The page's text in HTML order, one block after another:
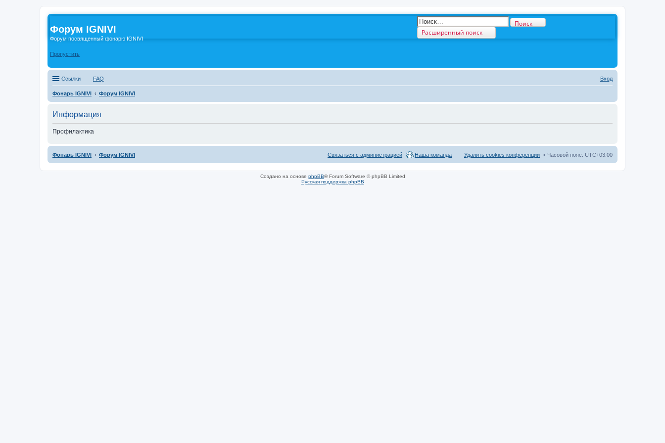
Форум IGNIVI
Форум посвященный фонарю IGNIVI
Пропустить
Поиск
Расширенный поиск
Ссылки FAQ Вход
Фонарь IGNIVI Форум IGNIVI
Информация
Профилактика
Фонарь IGNIVI Форум IGNIVI Часовой пояс: UTC+03:00
Удалить cookies конференции
Наша команда
Связаться с администрацией
Создано на основе phpBB® Forum Software © phpBB Limited
Русская поддержка phpBB